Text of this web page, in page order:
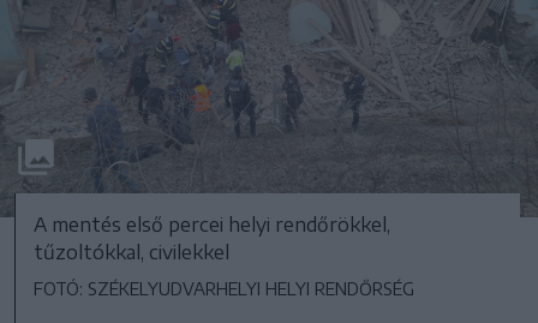
A mentés első percei helyi rendőrökkel,
tűzoltókkal, civilekkel
FOTÓ: SZÉKELYUDVARHELYI HELYI RENDŐRSÉG